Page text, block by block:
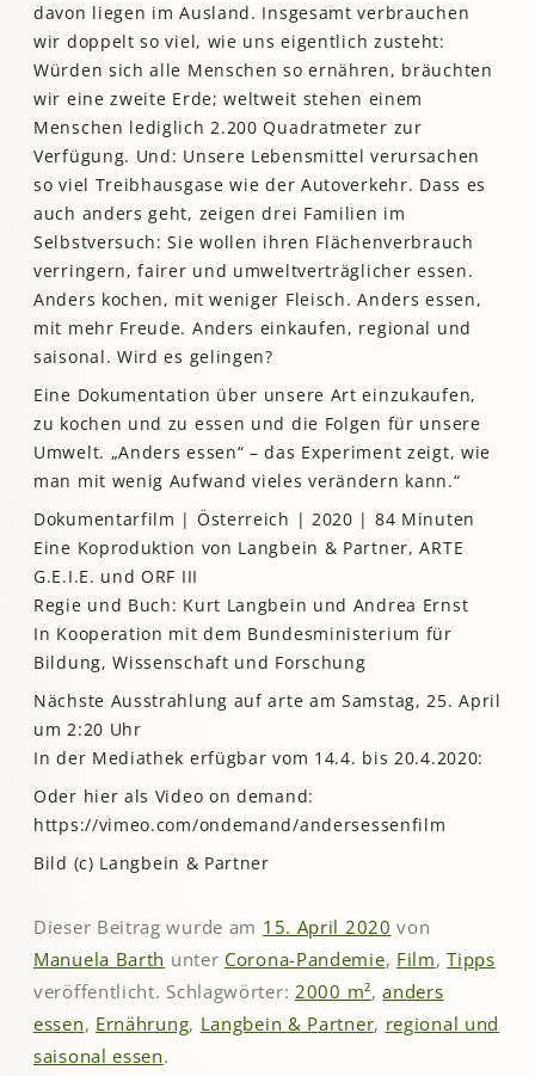
davon liegen im Ausland. Insgesamt verbrauchen
wir doppelt so viel, wie uns eigentlich zusteht:
Würden sich alle Menschen so ernähren, bräuchten
wir eine zweite Erde; weltweit stehen einem
Menschen lediglich 2.200 Quadratmeter zur
Verfügung. Und: Unsere Lebensmittel verursachen
so viel Treibhausgase wie der Autoverkehr. Dass es
auch anders geht, zeigen drei Familien im
Selbstversuch: Sie wollen ihren Flächenverbrauch
verringern, fairer und umweltverträglicher essen.
Anders kochen, mit weniger Fleisch. Anders essen,
mit mehr Freude. Anders einkaufen, regional und
saisonal. Wird es gelingen?
Eine Dokumentation über unsere Art einzukaufen,
zu kochen und zu essen und die Folgen für unsere
Umwelt. „Anders essen“ – das Experiment zeigt, wie
man mit wenig Aufwand vieles verändern kann.“
Dokumentarfilm | Österreich | 2020 | 84 Minuten
Eine Koproduktion von Langbein & Partner, ARTE
G.E.I.E. und ORF III
Regie und Buch: Kurt Langbein und Andrea Ernst
In Kooperation mit dem Bundesministerium für
Bildung, Wissenschaft und Forschung
Nächste Ausstrahlung auf arte am Samstag, 25. April
um 2:20 Uhr
In der Mediathek erfügbar vom 14.4. bis 20.4.2020:
Oder hier als Video on demand:
https://vimeo.com/ondemand/andersessenfilm
Bild (c) Langbein & Partner
Dieser Beitrag wurde am 15. April 2020 von
Manuela Barth unter Corona-Pandemie, Film,Tipps
veröffentlicht. Schlagwörter: 2000 m²,anders
essen, Ernährung, Langbein & Partner, regional und
saisonal essen.